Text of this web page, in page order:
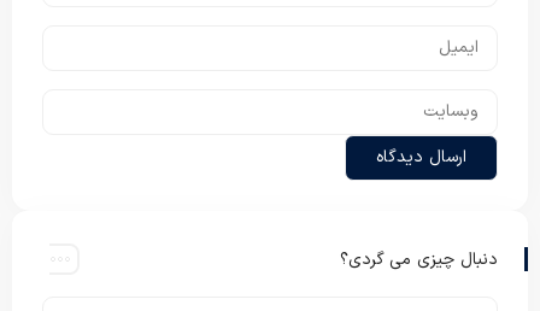
دنبال چیزی می گردی؟